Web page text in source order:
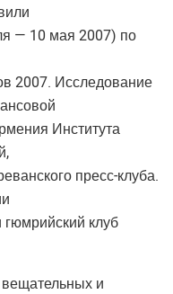
— 10 мая 2007) по
2007. Исследование
Института
пресс-клуба.
клуб
и